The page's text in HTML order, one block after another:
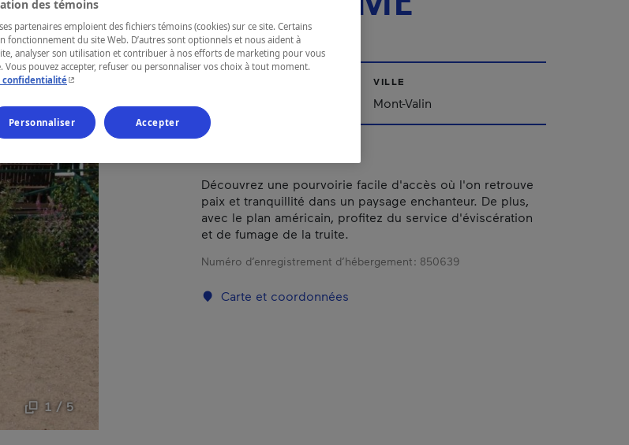
1 / 5
VILLE
Mont-Valin
Découvrez une pourvoirie facile d'accès où l'on retrouve
paix et tranquillité dans un paysage enchanteur. De plus,
avec le plan américain, profitez du service d'éviscération
et de fumage de la truite.
Numéro d’enregistrement d’hébergement : 850639
Carte et coordonnées
des témoins
partenaires emploient des fichiers témoins (cookies) sur ce site. Certains
fonctionnement du site Web. D’autres sont optionnels et nous aident à
analyser son utilisation et contribuer à nos efforts de marketing pour vous
pouvez accepter, refuser ou personnaliser vos choix à tout moment.
confidentialité- Cet hyperlien s'ouvrira dans une nouvelle fenêtre.
Personnaliser Accepter